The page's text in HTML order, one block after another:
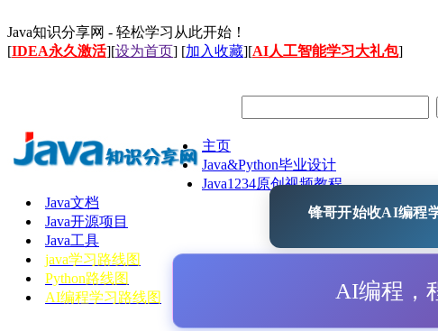
Java知识分享网 - 轻松学习从此开始！
[IDEA永久激活][设为首页] [加入收藏][AI人工智能学习大礼包]
主页
Java&Python毕业设计
Java1234原创视频教程
Java文档
Java开源项目
Java工具
java学习路线图
Python路线图
AI编程学习路线图
锋哥开始收AI编程
AI编程，